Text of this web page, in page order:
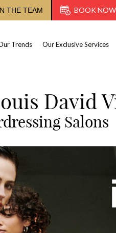
THE TEAM BOOK NOW
Trends Our Exclusive Services
David
Salons